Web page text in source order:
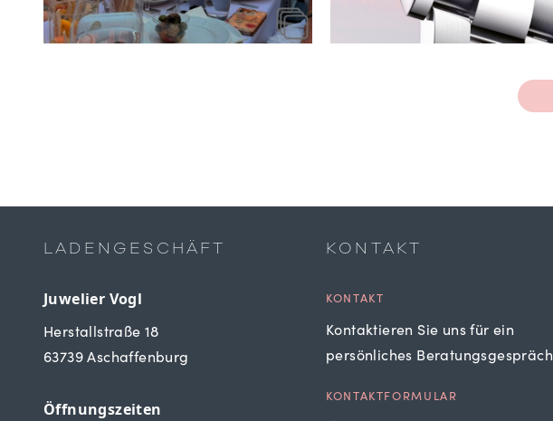
LADENGESCHÄFT
Juwelier Vogl
Herstallstraße 18
63739 Aschaffenburg
Öffnungszeiten
KONTAKT
KONTAKT
Kontaktieren Sie uns für ein
persönliches Beratungsgespräch
KONTAKTFORMULAR